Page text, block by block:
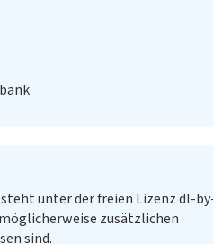
unter der freien Lizenz dl-
zusätzlichen
sind.